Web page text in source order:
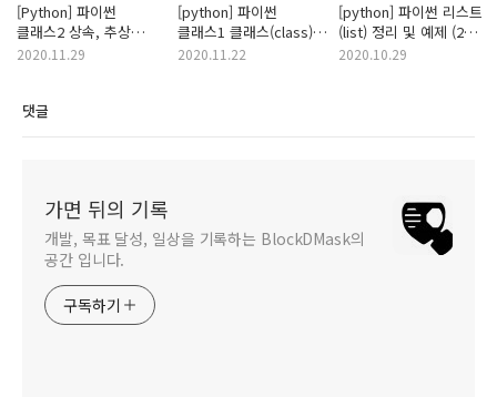
[Python] 파이썬
클래스2 상속, 추상
클래스, 메서드
2020.11.29
[python] 파이썬
클래스1 클래스(class),
객체(object), 생성자,
2020.11.22
[python] 파이썬 리스트
(list) 정리 및 예제 (2탄
응용편)
2020.10.29
댓글
가면 뒤의 기록
개발, 목표 달성, 일상을 기록하는 BlockDMask의
공간 입니다.
구독하기